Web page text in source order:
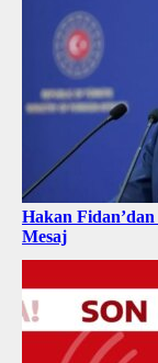
Hakan
Mesaj